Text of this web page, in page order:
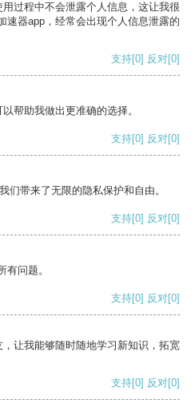
过程中不会泄露个人信息，这让我很
速器app，经常会出现个人信息泄露的
支持[0] 反对[0]
帮助我做出更准确的选择。
支持[0] 反对[0]
们带来了无限的隐私保护和自由。
支持[0] 反对[0]
问题。
支持[0] 反对[0]
让我能够随时随地学习新知识，拓宽
支持[0] 反对[0]